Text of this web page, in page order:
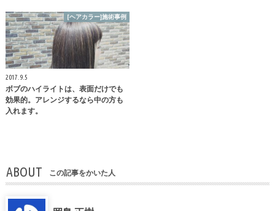
[ヘアカラー]施術事例
2017.9.5
ボブのハイライトは、表面だけでも
効果的。アレンジするなら中の方も
入れます。
ABOUT この記事をかいた人